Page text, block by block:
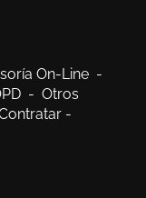
On-Line -
- Otros
-